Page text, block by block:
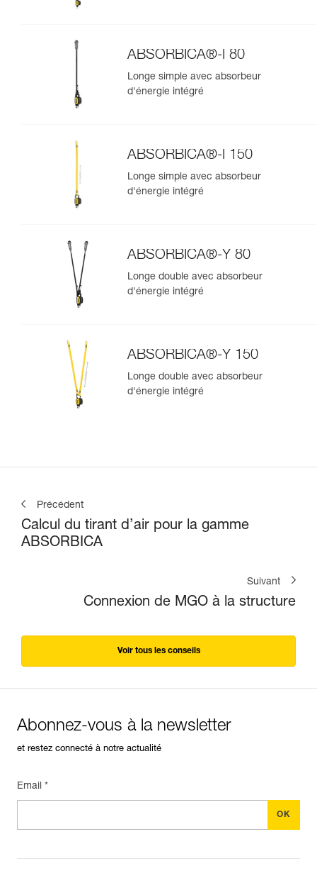
ABSORBICA®-I 80
Longe simple avec absorbeur
d'énergie intégré
ABSORBICA®-I 150
Longe simple avec absorbeur
d'énergie intégré
ABSORBICA®-Y 80
Longe double avec absorbeur
d'énergie intégré
ABSORBICA®-Y 150
Longe double avec absorbeur
d'énergie intégré
Précédent
Calcul du tirant d’air pour la gamme
ABSORBICA
Suivant
Connexion de MGO à la structure
Voir tous les conseils
Abonnez-vous à la newsletter
et restez connecté à notre actualité
Email *